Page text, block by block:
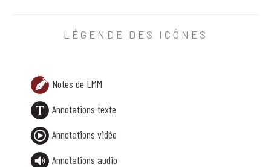
« valley of humiliation » (vallée de l’humiliation) :
LÉGENDE DES ICÔNES
Notes de LMM
Annotations texte
Annotations vidéo
Annotations audio